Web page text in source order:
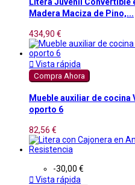
Litera Juvenil Convertible
Madera Maciza de Pino,...
434,90 €
 Vista rápida
Compra Ahora
Mueble auxiliar de
oporto 6
82,56 €
-30,00 €
 Vista rápida